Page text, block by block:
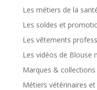
Les métiers de la
Les soldes et
Les vêtements
Les vidéos de Blouse
Marques & collections
Métiers vétérinaires